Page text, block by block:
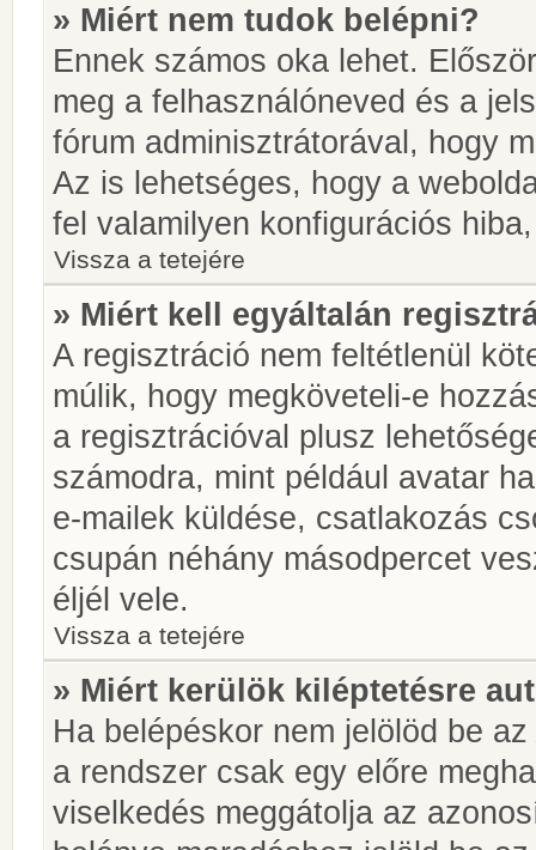
» Miért nem tudok belépni?
Ennek számos oka lehet.
meg a felhasználóneved és a
fórum adminisztrátorával, hogy
Az is lehetséges, hogy a
fel valamilyen konfigurációs
Vissza a tetejére
» Miért kell egyáltalán
A regisztráció nem feltétlenül
múlik, hogy megköveteli-e
a regisztrációval plusz
számodra, mint például avatar
e-mailek küldése, csatlakozás
csupán néhány másodpercet
éljél vele.
Vissza a tetejére
» Miért kerülök kiléptetésre
Ha belépéskor nem jelölöd be az
a rendszer csak egy előre
viselkedés meggátolja az